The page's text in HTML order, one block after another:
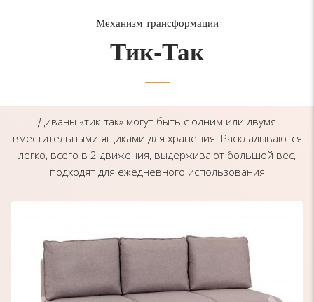
Механизм трансформации
Тик-Так
Диваны «тик-так» могут быть с одним или двумя
вместительными ящиками для хранения. Раскладываются
легко, всего в 2 движения, выдерживают большой вес,
подходят для ежедневного использования